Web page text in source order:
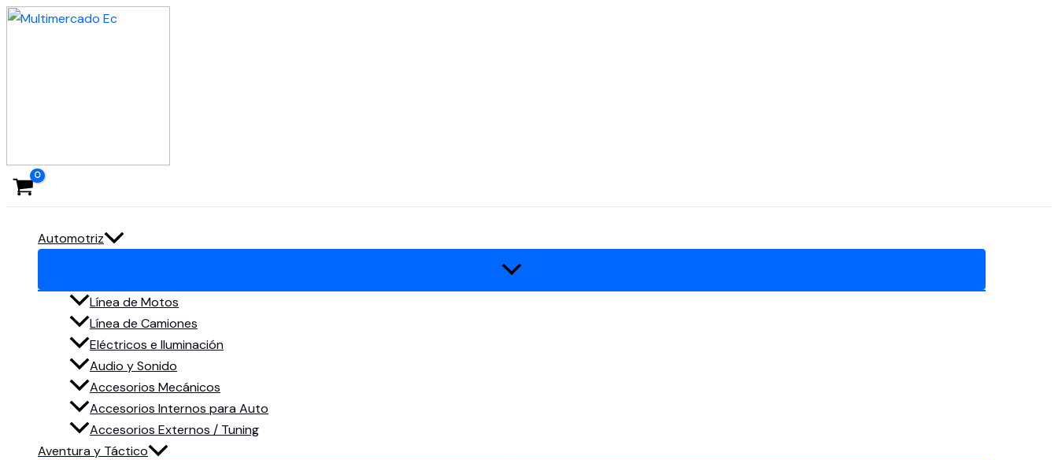
Ir
Automotriz
Línea de Motos
Línea de Camiones
Eléctricos e Iluminación
Audio y Sonido
Accesorios Mecánicos
Accesorios Internos para Auto
Accesorios Externos / Tuning
Aventura y Táctico